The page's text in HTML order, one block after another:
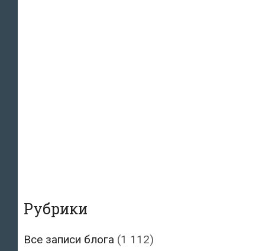
Рубрики
Все записи блога (1 112)